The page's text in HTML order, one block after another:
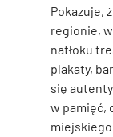
Pokazuje,
regionie,
natłoku
plakaty,
się
w pamięć,